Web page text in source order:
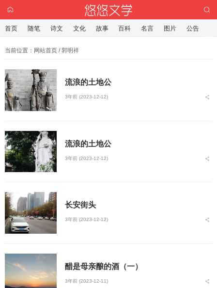
当前位置： 网站首页 / 郭明祥
流浪的土地公
3年前 (2023-12-12)
流浪的土地公
3年前 (2023-12-12)
长安街头
3年前 (2023-12-12)
醋是母亲酿的酒（一）
3年前 (2023-12-11)
首页 随笔 诗文 文化 故事 百科 名言 图片 公告